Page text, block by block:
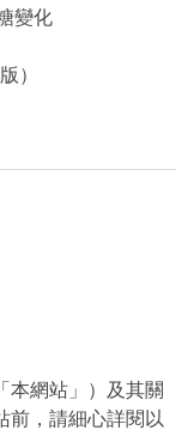
變化
）
本網站」）及其關
前，請細心詳閱以